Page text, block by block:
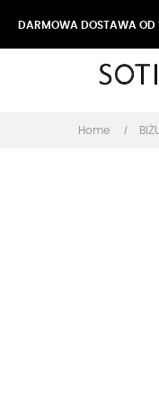
DARMOWA DOSTAWA OD
Home